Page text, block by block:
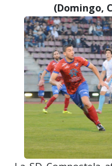
(Domingo,